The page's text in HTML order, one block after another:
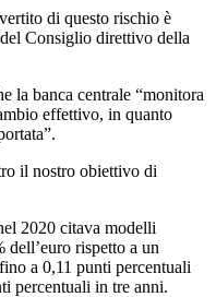
di questo rischio è
Consiglio direttivo della
la banca centrale “monitora
effettivo, in quanto
il nostro obiettivo di
2020 citava modelli
dell’euro rispetto a un
a 0,11 punti percentuali
percentuali in tre anni.